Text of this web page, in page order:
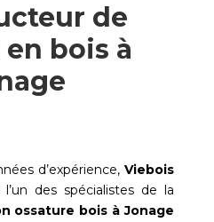
de
bois à
d’expérience,Viebois
des spécialistes de la
ossature bois à Jonage